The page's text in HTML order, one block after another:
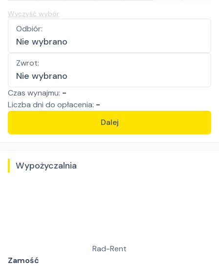
Wyczyść wybór
Odbiór:
Nie wybrano
Zwrot:
Nie wybrano
Czas wynajmu: -
Liczba dni do opłacenia: -
Dalej
Wypożyczalnia
Rad-Rent
Zamość